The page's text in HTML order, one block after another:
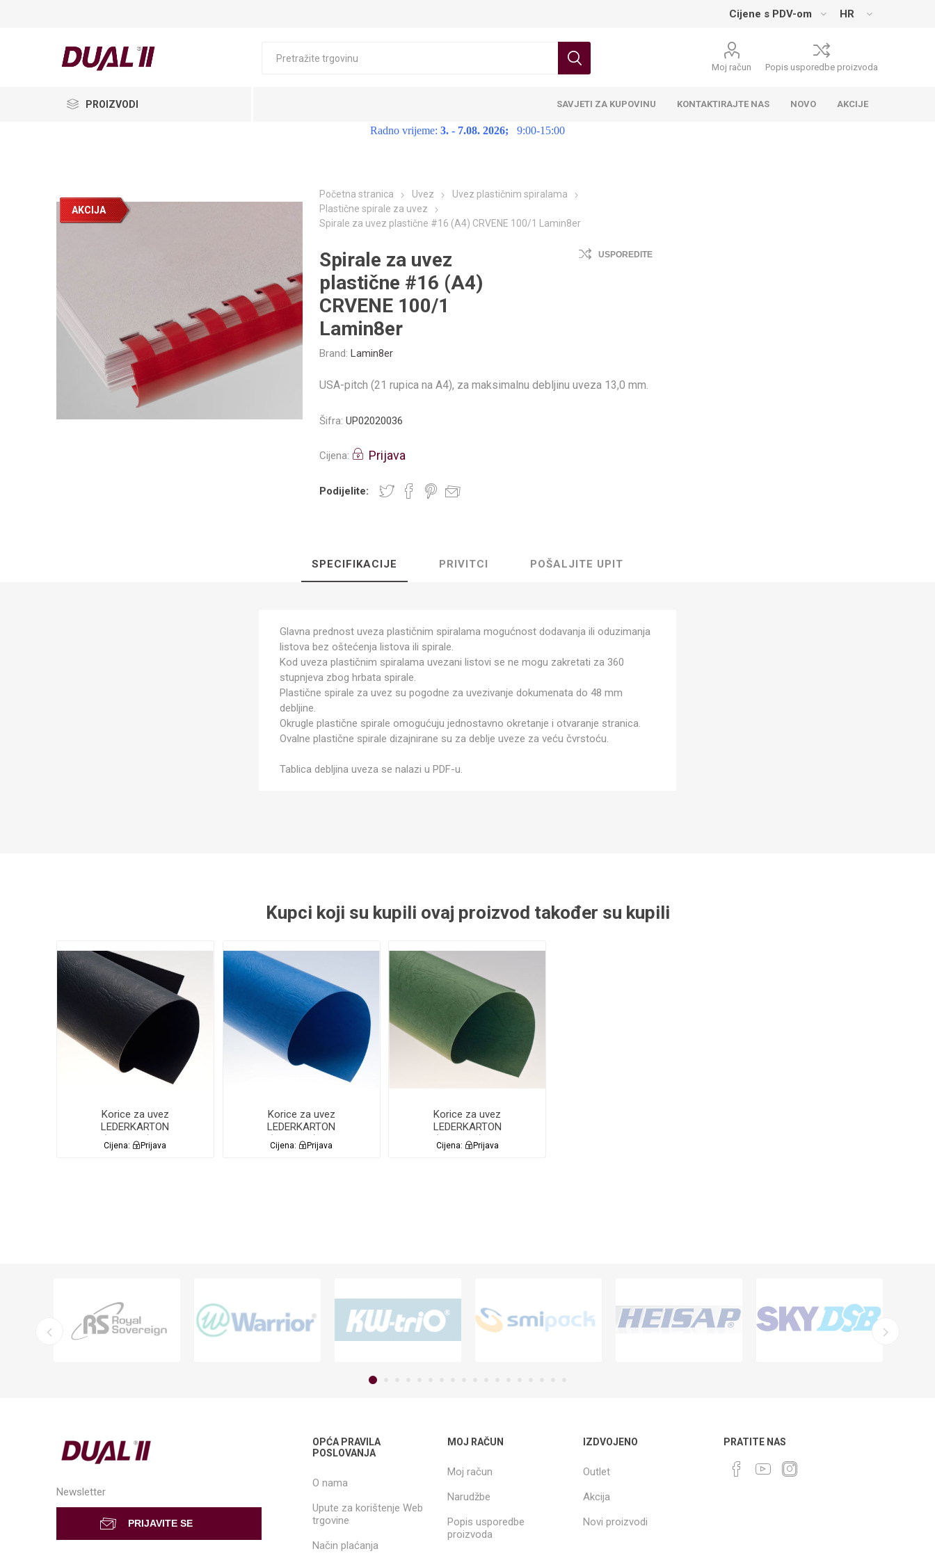
Moj račun Popis usporedbe proizvoda
PROIZVODI SAVJETI ZA KUPOVINU KONTAKTIRAJTE NAS NOVO AKCIJE
Radno vrijeme: 3. - 7.08. 2026; 9:00-15:00
AKCIJA
Početna stranica Uvez
Uvez plastičnim spiralama
Plastične spirale za uvez
Spirale za uvez plastične #16 (A4) CRVENE 100/1 Lamin8er
Spirale za uvez
plastične #16 (A4)
CRVENE 100/1
Lamin8er
Brand: Lamin8er
USPOREDITE
USA-pitch (21 rupica na A4), za maksimalnu debljinu uveza 13,0 mm.
Šifra: UP02020036
Cijena: Prijava
Podijelite:
SPECIFIKACIJE PRIVITCI POŠALJITE UPIT
Glavna prednost uveza plastičnim spiralama mogućnost dodavanja ili oduzimanja
listova bez oštećenja listova ili spirale.
Kod uveza plastičnim spiralama uvezani listovi se ne mogu zakretati za 360
stupnjeva zbog hrbata spirale.
Plastične spirale za uvez su pogodne za uvezivanje dokumenata do 48 mm
debljine.
Okrugle plastične spirale omogućuju jednostavno okretanje i otvaranje stranica.
Ovalne plastične spirale dizajnirane su za deblje uveze za veću čvrstoću.
Tablica debljina uveza se nalazi u PDF-u.
Kupci koji su kupili ovaj proizvod također su kupili
Korice za uvez
LEDERKARTON
A4(250g/m2) 100/1
Lamin8er CRNE
Cijena: Prijava
Korice za uvez
LEDERKARTON
A4(250g/m2) 100/1
Lamin8er PLAVE
Cijena: Prijava
Korice za uvez
LEDERKARTON
A4(250g/m2) 100/1
Lamin8er ZELENE
Cijena: Prijava
Newsletter
OPĆA PRAVILA
POSLOVANJA
O nama
Upute za korištenje Web
trgovine
Način plaćanja
MOJ RAČUN
Moj račun
Narudžbe
Popis usporedbe
proizvoda
IZDVOJENO
Outlet
Akcija
Novi proizvodi
PRATITE NAS